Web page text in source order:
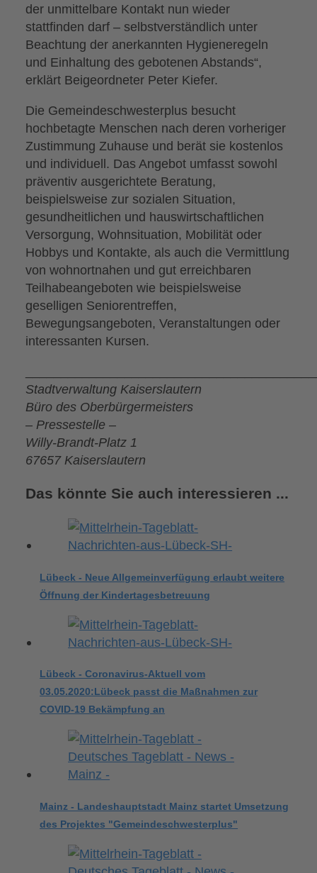
der unmittelbare Kontakt nun wieder
stattfinden darf – selbstverständlich unter
Beachtung der anerkannten Hygieneregeln
und Einhaltung des gebotenen Abstands“,
erklärt Beigeordneter Peter Kiefer.
Die Gemeindeschwesterplus besucht
hochbetagte Menschen nach deren vorheriger
Zustimmung Zuhause und berät sie kostenlos
und individuell. Das Angebot umfasst sowohl
präventiv ausgerichtete Beratung,
beispielsweise zur sozialen Situation,
gesundheitlichen und hauswirtschaftlichen
Versorgung, Wohnsituation, Mobilität oder
Hobbys und Kontakte, als auch die Vermittlung
von wohnortnahen und gut erreichbaren
Teilhabeangeboten wie beispielsweise
geselligen Seniorentreffen,
Bewegungsangeboten, Veranstaltungen oder
interessanten Kursen.
Stadtverwaltung Kaiserslautern
Büro des Oberbürgermeisters
– Pressestelle –
Willy-Brandt-Platz 1
67657 Kaiserslautern
Das könnte Sie auch interessieren ...
Lübeck - Neue Allgemeinverfügung erlaubt weitere
Öffnung der Kindertagesbetreuung
Lübeck - Coronavirus-Aktuell vom
03.05.2020:Lübeck passt die Maßnahmen zur
COVID-19 Bekämpfung an
Mainz - Landeshauptstadt Mainz startet Umsetzung
des Projektes "Gemeindeschwesterplus"